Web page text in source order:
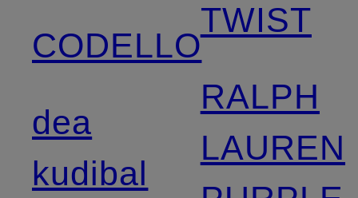
CODELLO
dea
kudibal
TWIST
RALPH
LAUREN